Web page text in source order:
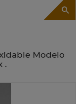
Modelo
.